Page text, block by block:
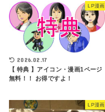
LP漫画
2026.02.17
【 特典 】アイコン・漫画1ページ
無料！！ お得ですよ！
LP漫画